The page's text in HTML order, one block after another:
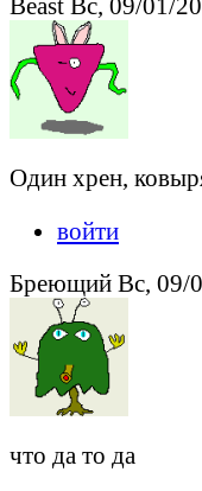
Один хрен,
войти
Бреющий Вс, 09/
что да то да